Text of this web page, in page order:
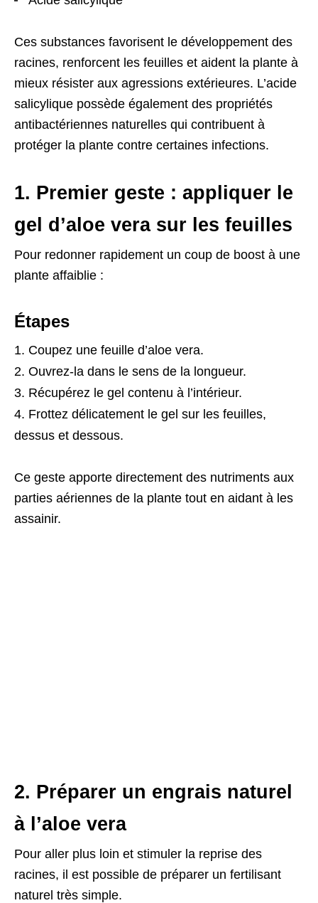
Ces substances favorisent le développement des
racines, renforcent les feuilles et aident la plante à
mieux résister aux agressions extérieures. L’acide
salicylique possède également des propriétés
antibactériennes naturelles qui contribuent à
protéger la plante contre certaines infections.
1. Premier geste : appliquer le
gel d’aloe vera sur les feuilles
Pour redonner rapidement un coup de boost à une
plante affaiblie :
Étapes
Coupez une feuille d’aloe vera.
Ouvrez-la dans le sens de la longueur.
Récupérez le gel contenu à l’intérieur.
Frottez délicatement le gel sur les feuilles,
dessus et dessous.
Ce geste apporte directement des nutriments aux
parties aériennes de la plante tout en aidant à les
assainir.
2. Préparer un engrais naturel
à l’aloe vera
Pour aller plus loin et stimuler la reprise des
racines, il est possible de préparer un fertilisant
naturel très simple.